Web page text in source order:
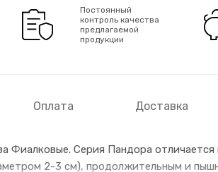
Постоянный
контроль качества
предлагаемой
продукции
Оплата Доставка
Фиалковые. Серия Пандора
2-3 см), продолжительным и